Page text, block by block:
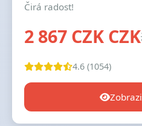
Čirá radost!
2 867 CZK CZK
4.6 (1054)